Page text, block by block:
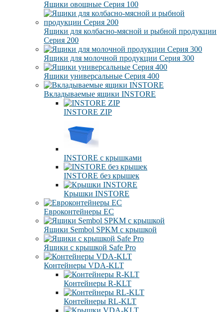
Ящики овощные Серия 100
Ящики для колбасно-мясной и рыбной продукции
Серия 200
Ящики для молочной продукции Серия 300
Ящики универсальные Серия 400
Вкладываемые ящики INSTORE
INSTORE ZIP
INSTORE с крышками
INSTORE без крышек
Крышки INSTORE
Евроконтейнеры ЕC
Ящики Sembol SPKM с крышкой
Ящики с крышкой Safe Pro
Контейнеры VDA-KLT
Контейнеры R-KLT
Контейнеры RL-KLT